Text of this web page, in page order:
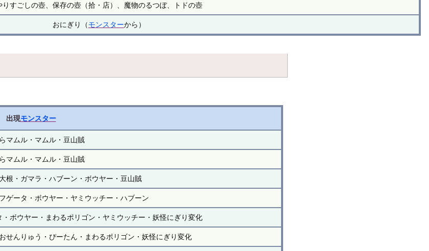
りすごしの壺、保存の壺（拾・店）、魔物のるつぼ、トドの壺
おにぎり（モンスターから）
出現モンスター
マムル・マムル・豆山賊
マムル・マムル・豆山賊
根・ガマラ・ハブーン・ボウヤー・豆山賊
ゲータ・ボウヤー・ヤミウッチー・ハブーン
ボウヤー・まわるポリゴン・ヤミウッチー・妖怪にぎり変化
せんりゅう・ぴーたん・まわるポリゴン・妖怪にぎり変化